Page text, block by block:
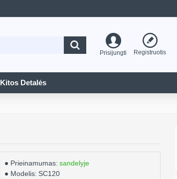
Prisijungti Registruotis
Kitos Detalės
Prieinamumas: sandelyje
Modelis: SC120